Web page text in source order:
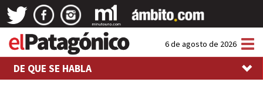
6 de agosto de 2026
DE QUE SE HABLA